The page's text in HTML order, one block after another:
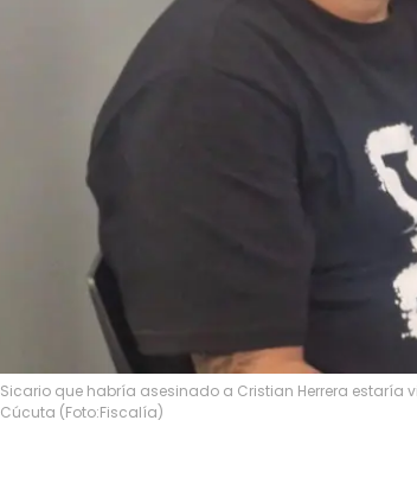
Sicario que habría asesinado a Cristian Herrera estaría
Cúcuta (Foto:Fiscalía)